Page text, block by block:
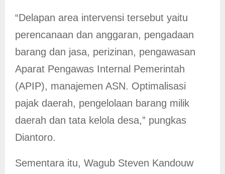
“Delapan area intervensi tersebut yaitu
perencanaan dan anggaran, pengadaan
barang dan jasa, perizinan, pengawasan
Aparat Pengawas Internal Pemerintah
(APIP), manajemen ASN. Optimalisasi
pajak daerah, pengelolaan barang milik
daerah dan tata kelola desa,” pungkas
Diantoro.
Sementara itu, Wagub Steven Kandouw